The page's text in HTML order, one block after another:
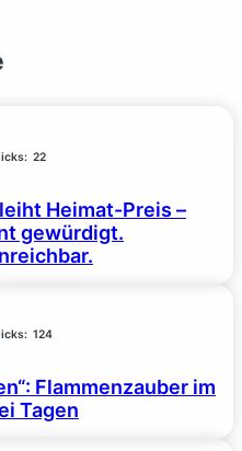
22
Heimat-Preis –
gewürdigt.
124
Flammenzauber im
Tagen